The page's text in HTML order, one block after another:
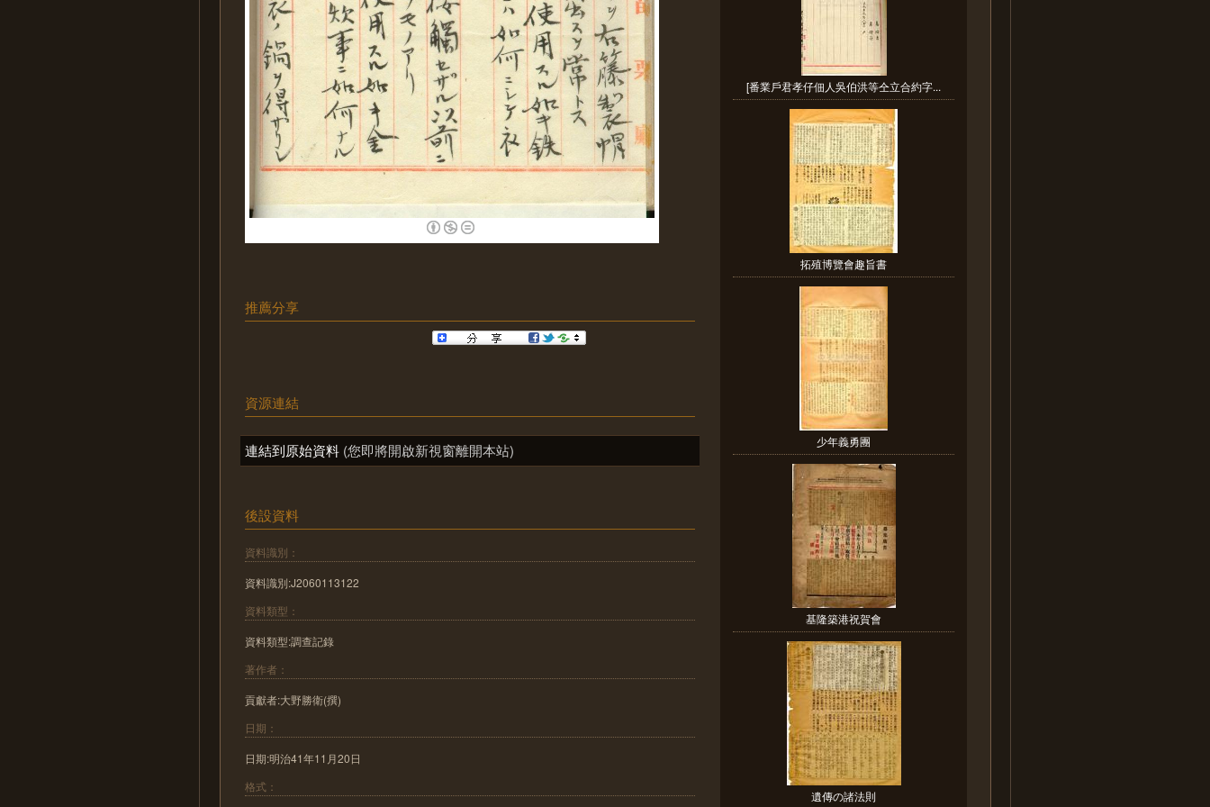
推薦分享
資源連結
連結到原始資料 (您即將開啟新視窗離開本站)
後設資料
資料識別：
資料識別:J2060113122
資料類型：
資料類型:調查記錄
著作者：
貢獻者:大野勝衛(撰)
日期：
日期:明治41年11月20日
格式：
[番業戶君孝仔佃人吳伯洪等仝立合約字...
拓殖博覽會趣旨書
少年義勇團
基隆築港祝賀會
遺傳の諸法則